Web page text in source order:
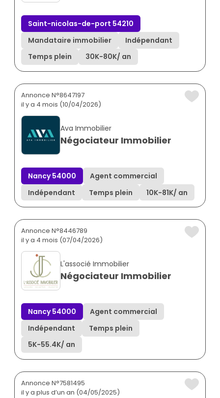
Saint-nicolas-de-port 54210
Mandataire immobilier
Indépendant
Temps plein
30K-80K/ an
Annonce N°8647197
il y a 4 mois (10/04/2026)
Ava Immobilier
Négociateur Immobilier
Nancy 54000
Agent commercial
Indépendant
Temps plein 10K-81K/ an
Annonce N°8446789
il y a 4 mois (07/04/2026)
L'associé Immobilier
Négociateur Immobilier
Nancy 54000
Agent commercial
Indépendant
Temps plein
5K-55.4K/ an
Annonce N°7581495
il y a plus d’un an (04/05/2025)